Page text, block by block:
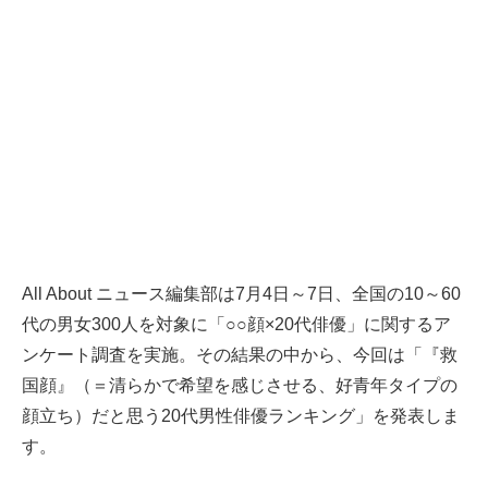
All About ニュース編集部は7月4日～7日、全国の10～60
代の男女300人を対象に「○○顔×20代俳優」に関するア
ンケート調査を実施。その結果の中から、今回は「『救
国顔』（＝清らかで希望を感じさせる、好青年タイプの
顔立ち）だと思う20代男性俳優ランキング」を発表しま
す。